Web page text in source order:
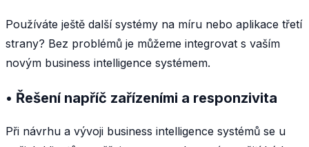
Používáte ještě další systémy na míru nebo aplikace třetí
strany? Bez problémů je můžeme integrovat s vaším
novým business intelligence systémem.
• Řešení napříč zařízeními a responzivita
Při návrhu a vývoji business intelligence systémů se u